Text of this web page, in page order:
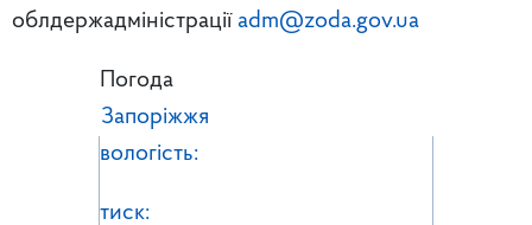
облдержадміністрації adm@zoda.gov.ua
Погода
Запоріжжя
вологість:
тиск: